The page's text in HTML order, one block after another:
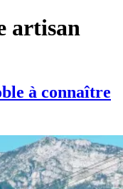
artisan
à connaître